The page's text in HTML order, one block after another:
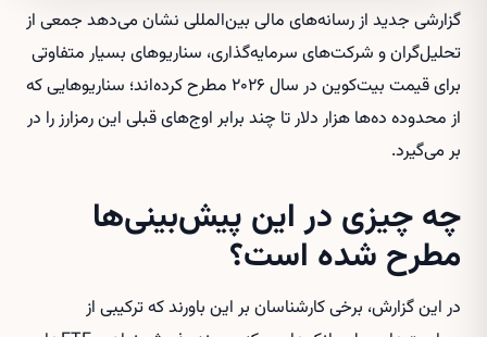
گزارشی جدید از رسانه‌های مالی بین‌المللی نشان می‌دهد جمعی از
تحلیل‌گران و شرکت‌های سرمایه‌گذاری، سناریوهای بسیار متفاوتی
برای قیمت بیت‌کوین در سال ۲۰۲۶ مطرح کرده‌اند؛ سناریوهایی که
از محدوده ده‌ها هزار دلار تا چند برابر اوج‌های قبلی این رمزارز را در
بر می‌گیرد.
چه چیزی در این پیش‌بینی‌ها
مطرح شده است؟
در این گزارش، برخی کارشناسان بر این باورند که ترکیبی از